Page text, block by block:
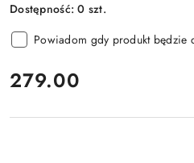
Dostępność:0 szt.
Powiadom gdy produkt będzie
cena:
279.00